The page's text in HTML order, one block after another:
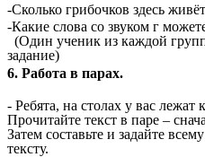
-Сколько грибочков здесь
-Какие слова со звуком г
(Один ученик из каждой
задание)
6.
- Ребята, на столах у вас лежат
Прочитайте текст в паре –
Затем составьте и задайте
тексту.